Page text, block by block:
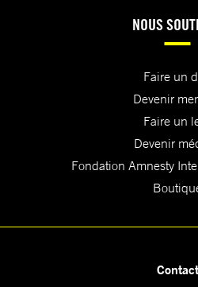
NOUS
Faire un
Devenir
Faire un
Devenir
Fondation Amnesty
Contact